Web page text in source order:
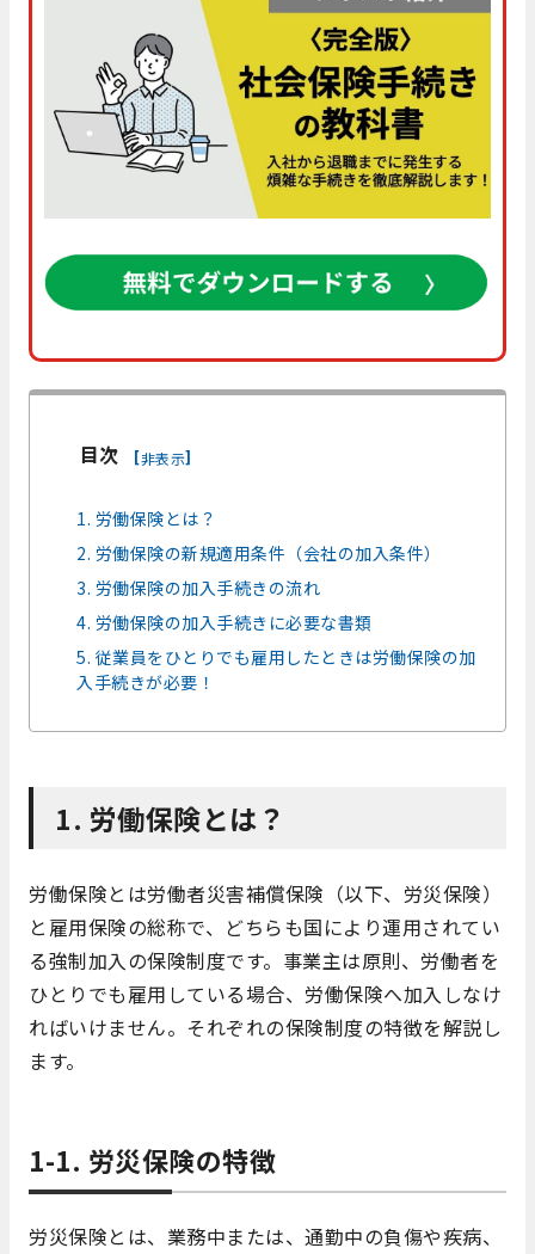
目次 [非表示]
1. 労働保険とは？
2. 労働保険の新規適用条件（会社の加入条件）
3. 労働保険の加入手続きの流れ
4. 労働保険の加入手続きに必要な書類
5. 従業員をひとりでも雇用したときは労働保険の加
入手続きが必要！
1. 労働保険とは？
労働保険とは労働者災害補償保険（以下、労災保険）
と雇用保険の総称で、どちらも国により運用されてい
る強制加入の保険制度です。事業主は原則、労働者を
ひとりでも雇用している場合、労働保険へ加入しなけ
ればいけません。それぞれの保険制度の特徴を解説し
ます。
1-1. 労災保険の特徴
労災保険とは、業務中または、通勤中の負傷や疾病、